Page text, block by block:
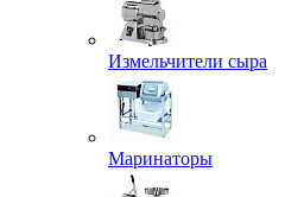
Измельчители сыра
Маринаторы